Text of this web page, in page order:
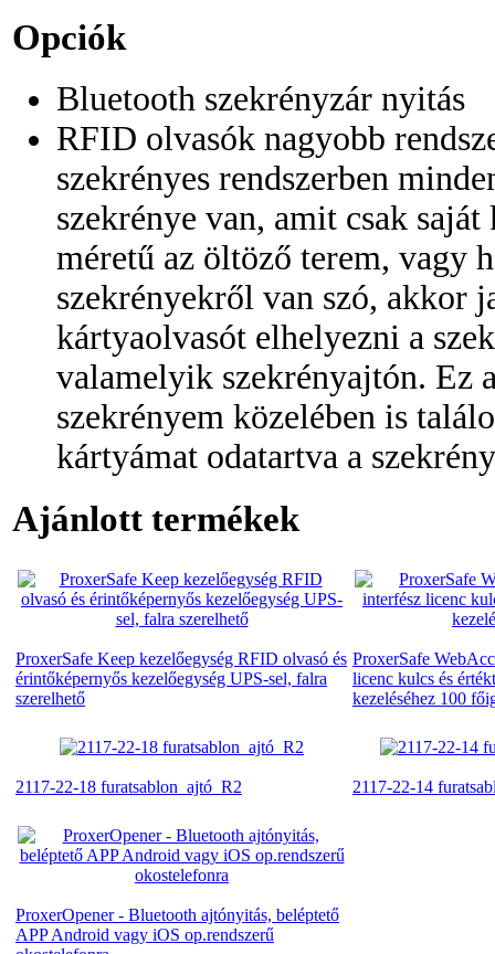
Opciók
Bluetooth szekrényzár nyitás
RFID olvasók nagyobb
szekrényes rendszerben
szekrénye van, amit csak
méretű az öltöző terem, vagy
szekrényekről van szó, akkor
kártyaolvasót elhelyezni a
valamelyik szekrényajtón. Ez
szekrényem közelében is
kártyámat odatartva a
Ajánlott termékek
ProxerSafe Keep kezelőegység RFID olvasó és
érintőképernyős kezelőegység UPS-sel, falra
szerelhető
ProxerSafe
licenc kulcs és
kezeléséhez 100
2117-22-18 furatsablon_ajtó_R2 2117-22-14
ProxerOpener - Bluetooth ajtónyitás, beléptető
APP Android vagy iOS op.rendszerű